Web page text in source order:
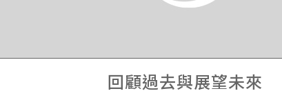
回顧過去與展望未來